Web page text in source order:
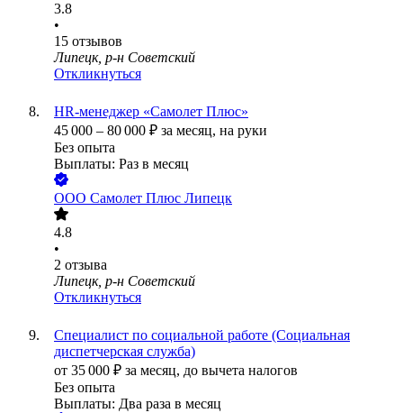
3.8
•
15 отзывов
Липецк, р-н Советский
Откликнуться
HR-менеджер «Самолет Плюс»
45 000 – 80 000 ₽ за месяц, на руки
Без опыта
Выплаты: Раз в месяц
ООО Самолет Плюс Липецк
4.8
•
2 отзыва
Липецк, р-н Советский
Откликнуться
Специалист по социальной работе (Социальная
диспетчерская служба)
от 35 000 ₽ за месяц, до вычета налогов
Без опыта
Выплаты: Два раза в месяц